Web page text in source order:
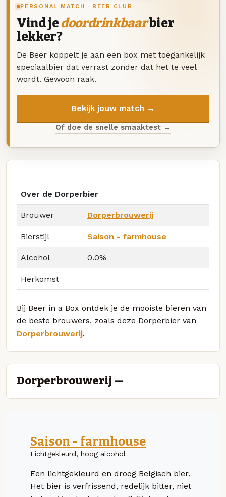
PERSONAL MATCH · BEER CLUB
Vind jedoordrinkbaarbier
lekker?
De Beer koppelt je aan een box met toegankelijk
speciaalbier dat verrast zonder dat het te veel
wordt. Gewoon raak.
Bekijk jouw match →
Of doe de snelle smaaktest →
Over de Dorperbier
Brouwer Dorperbrouwerij
Bierstijl Saison - farmhouse
Alcohol 0.0%
Herkomst
Bij Beer in a Box ontdek je de mooiste bieren van
de beste brouwers, zoals deze Dorperbier van
Dorperbrouwerij.
Dorperbrouwerij —
Saison - farmhouse
Lichtgekleurd, hoog alcohol
Een lichtgekleurd en droog Belgisch bier.
Het bier is verfrissend, redelijk bitter, niet